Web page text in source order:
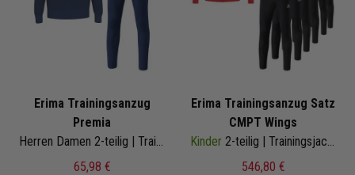
Erima Trainingsanzug
Premia
65,98 €
Erima Trainingsanzug Satz
CMPT Wings
Kinder 2-teilig | Trainingsjacke mit Kapuze Trainingshose
546,80 €